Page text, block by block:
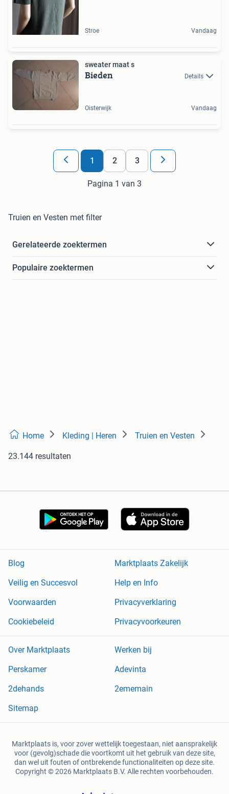
Stroe Vandaag
sweater maat s
Bieden Details
Oisterwijk Vandaag
1 2 3
Pagina 1 van 3
Truien en Vesten met filter
Gerelateerde zoektermen
Populaire zoektermen
Home Kleding | Heren Truien en Vesten
23.144 resultaten
Blog
Marktplaats Zakelijk
Veilig en Succesvol
Help en Info
Voorwaarden
Privacyverklaring
Cookiebeleid
Privacyvoorkeuren
Over Marktplaats
Werken bij
Perskamer
Adevinta
2dehands
2ememain
Sitemap
Marktplaats is, voor zover wettelijk toegestaan, niet aansprakelijk
voor (gevolg)schade die voortkomt uit het gebruik van deze site,
dan wel uit fouten of ontbrekende functionaliteiten op deze site.
Copyright © 2026 Marktplaats B.V. Alle rechten voorbehouden.